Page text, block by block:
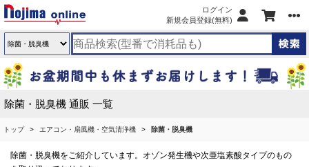
ログイン
新規会員登録(無料)
除菌・脱臭機 通販 一覧
トップ エアコン・扇風機・空気清浄機 除菌・脱臭機
除菌・脱臭機をご紹介しています。オゾン発生機や次亜塩素酸タイプのもの